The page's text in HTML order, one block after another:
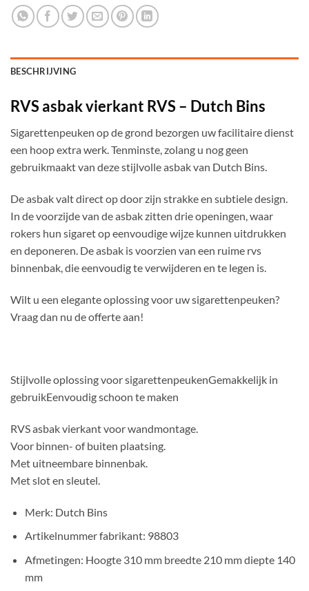
BESCHRIJVING
RVS asbak vierkant RVS – Dutch Bins
Sigarettenpeuken op de grond bezorgen uw facilitaire dienst
een hoop extra werk. Tenminste, zolang u nog geen
gebruikmaakt van deze stijlvolle asbak van Dutch Bins.
De asbak valt direct op door zijn strakke en subtiele design.
In de voorzijde van de asbak zitten drie openingen, waar
rokers hun sigaret op eenvoudige wijze kunnen uitdrukken
en deponeren. De asbak is voorzien van een ruime rvs
binnenbak, die eenvoudig te verwijderen en te legen is.
Wilt u een elegante oplossing voor uw sigarettenpeuken?
Vraag dan nu de offerte aan!
Stijlvolle oplossing voor sigarettenpeukenGemakkelijk in
gebruikEenvoudig schoon te maken
RVS asbak vierkant voor wandmontage.
Voor binnen- of buiten plaatsing.
Met uitneembare binnenbak.
Met slot en sleutel.
Merk: Dutch Bins
Artikelnummer fabrikant: 98803
Afmetingen: Hoogte 310 mm breedte 210 mm diepte 140
mm